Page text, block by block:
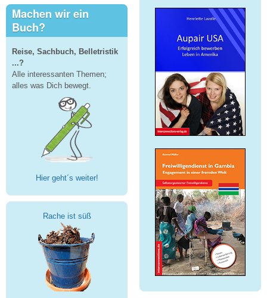
Machen wir ein
Buch?
Reise, Sachbuch, Belletristik
...?
Alle interessanten Themen;
alles was Dich bewegt.
Hier geht´s weiter!
Rache ist süß